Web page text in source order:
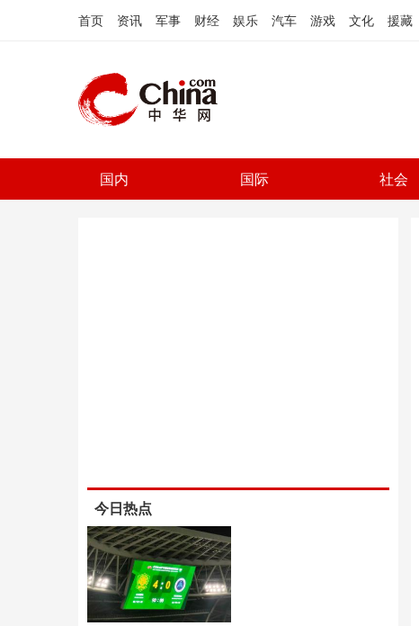
首页 资讯 军事 财经 娱乐 汽车 游戏 文化 援藏
国内 国际 社会
今日热点